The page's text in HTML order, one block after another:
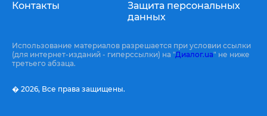
Контакты
Защита персональных
данных
Использование материалов разрешается при условии ссылки
(для интернет-изданий - гиперссылки) на "Диалог.ua" не ниже
третьего абзаца.
� 2026, Все права защищены.